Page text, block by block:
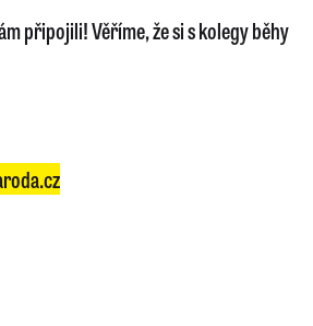
připojili! Věříme, že si s kolegy běhy